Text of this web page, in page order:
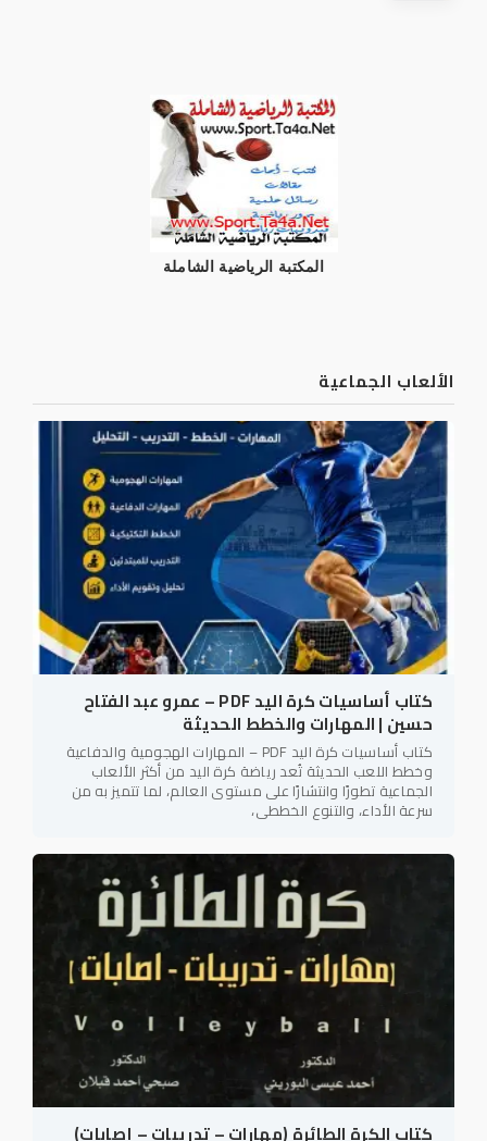
المكتبة الرياضية الشاملة
الألعاب الجماعية
كتاب أساسيات كرة اليد PDF – عمرو عبد الفتاح
حسين | المهارات والخطط الحديثة
كتاب أساسيات كرة اليد PDF – المهارات الهجومية والدفاعية
وخطط اللعب الحديثة تُعد رياضة كرة اليد من أكثر الألعاب
الجماعية تطورًا وانتشارًا على مستوى العالم، لما تتميز به من
سرعة الأداء، والتنوع الخططي،
كتاب الكرة الطائرة (مهارات – تدريبات – إصابات)